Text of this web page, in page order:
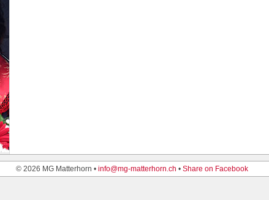
© 2026 MG Matterhorn • info@mg-matterhorn.ch • Share on Facebook